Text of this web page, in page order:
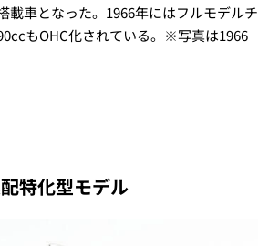
載車となった。1966年にはフルモデルチ
もOHC化されている。※写真は1966
特化型モデル